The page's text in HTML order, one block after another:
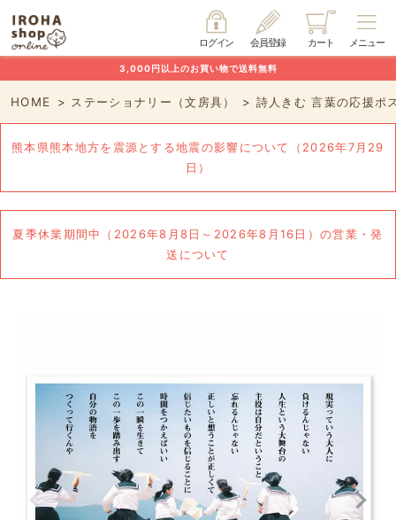
メニュー
カート
会員登録
ログイン
3,000円以上のお買い物で送料無料
HOME ステーショナリー（文房具） 詩人きむ 言葉の応援ポ
熊本県熊本地方を震源とする地震の影響について（2026年7月29
日）
夏季休業期間中（2026年8月8日～2026年8月16日）の営業・発
送について